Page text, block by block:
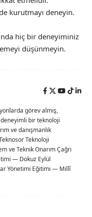
kurutmayı deneyin.
hiç bir deneyiminiz
düşünmeyin.
görev almış,
bir teknoloji
ve danışmanlık
Teknoloji
ve Teknik Onarım Çağrı
— Dokuz Eylül
Yönetimi Eğitimi — Millî